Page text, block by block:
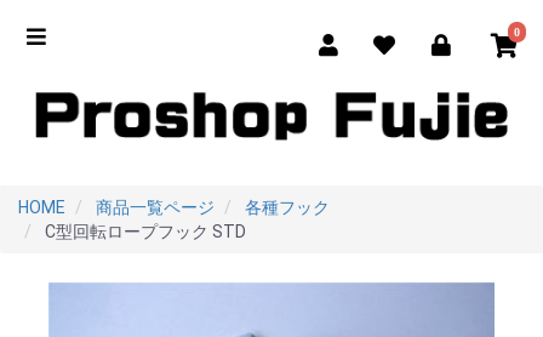
0
HOME 商品一覧ページ
各種フック
C型回転ロープフック STD